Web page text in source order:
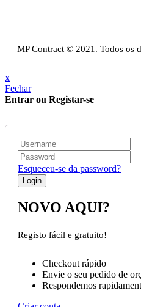
MP Contract © 2021. Todos os
x
Fechar
Entrar ou Registar-se
Esqueceu-se da password?
NOVO AQUI?
Registo fácil e gratuito!
Checkout rápido
Envie o seu pedido de
Respondemos